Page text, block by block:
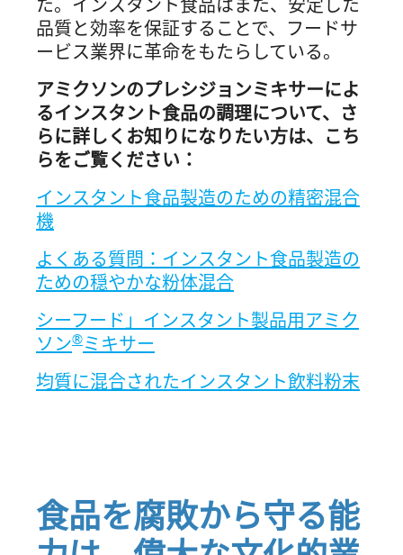
た。インスタント食品はまた、安定した
品質と効率を保証することで、フードサ
ービス業界に革命をもたらしている。
アミクソンのプレシジョンミキサーによ
るインスタント食品の調理について、さ
らに詳しくお知りになりたい方は、こち
らをご覧ください：
インスタント食品製造のための精密混合
機
よくある質問：インスタント食品製造の
ための穏やかな粉体混合
シーフード」インスタント製品用アミク
ソン®ミキサー
均質に混合されたインスタント飲料粉末
食品を腐敗から守る能